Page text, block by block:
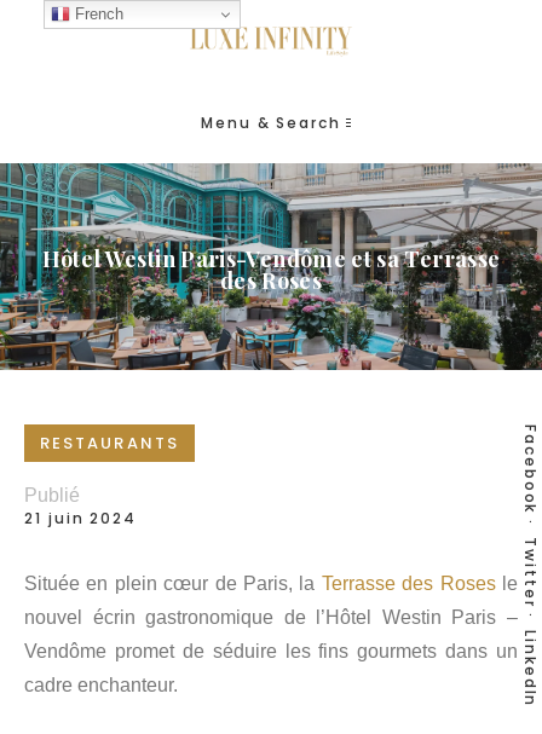
Menu & Search
Hôtel Westin Paris-Vendôme et sa Terrasse
des Roses
Facebook
Twitter
LinkedIn
RESTAURANTS
Publié
21 juin 2024
Située en plein cœur de Paris, la Terrasse des Rosesle
nouvel écrin gastronomique de l’Hôtel Westin Paris –
Vendôme promet de séduire les fins gourmets dans un
cadre enchanteur.
French